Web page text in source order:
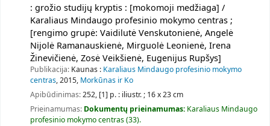
: grožio studijų kryptis : [mokomoji medžiaga] /
Karaliaus Mindaugo profesinio mokymo centras ;
[rengimo grupė: Vaidilutė Venskutonienė, Angelė
Nijolė Ramanauskienė, Mirguolė Leonienė, Irena
Žinevičienė, Zosė Veikšienė, Eugenijus Rupšys]
Publikacija: Kaunas : Karaliaus Mindaugo profesinio mokymo
centras, 2015, Morkūnas ir Ko
Apibūdinimas:252, [1] p. : iliustr. ; 16 x 23 cm
Prieinamumas: Dokumentų prieinamumas: Karaliaus Mindaugo
profesinio mokymo centras(33).